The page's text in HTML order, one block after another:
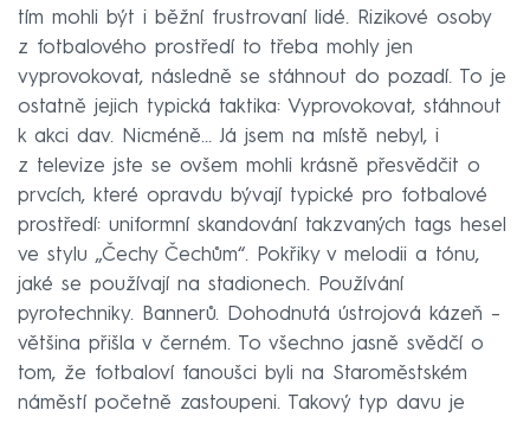
tím mohli být i běžní frustrovaní lidé. Rizikové osoby
z fotbalového prostředí to třeba mohly jen
vyprovokovat, následně se stáhnout do pozadí. To je
ostatně jejich typická taktika: Vyprovokovat, stáhnout
k akci dav. Nicméně… Já jsem na místě nebyl, i
z televize jste se ovšem mohli krásně přesvědčit o
prvcích, které opravdu bývají typické pro fotbalové
prostředí: uniformní skandování takzvaných tags hesel
ve stylu „Čechy Čechům“. Pokřiky v melodii a tónu,
jaké se používají na stadionech. Používání
pyrotechniky. Bannerů. Dohodnutá ústrojová kázeň –
většina přišla v černém. To všechno jasně svědčí o
tom, že fotbaloví fanoušci byli na Staroměstském
náměstí početně zastoupeni. Takový typ davu je